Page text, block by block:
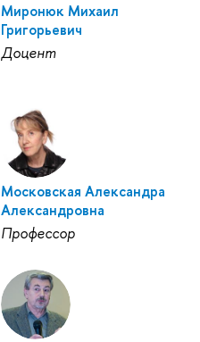
Миронюк Михаил
Григорьевич
Доцент
Московская Александра
Александровна
Профессор